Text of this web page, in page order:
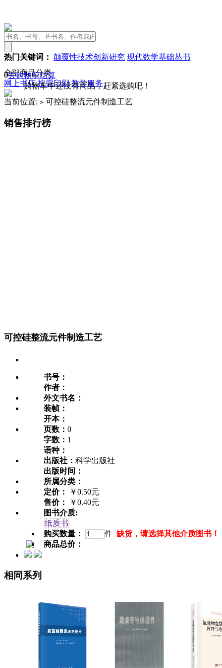
热门关键词： 颠覆性技术创新研究 现代数学基础丛书
0去购物车结算
购物车中还没有商品，赶紧选购吧！
全部商品分类
网上书店按需印刷 教学服务
当前位置: > 可控硅整流元件制造工艺
销售排行榜
可控硅整流元件制造工艺
书号：
作者：
外文书名：
装帧：
开本：
页数： 0
字数： 1
语种：
出版社： 科学出版社
出版时间：
所属分类：
定价：
￥0.50元
售价：
￥0.40元
图书介质:
纸质书
购买数量：
件 缺货，请选择其他介质图书！
商品总价：
相同系列